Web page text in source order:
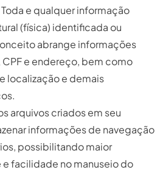
Toda e qualquer informação
(física) identificada ou
abrange informações
CPF e endereço, bem como
localização e demais
arquivos criados em seu
informações de navegação
possibilitando maior
e facilidade no manuseio do